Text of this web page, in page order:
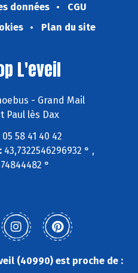
données
CGU
Plan du site
L'eveil
- Grand Mail
Paul lès Dax
05 58 41 40 42
43,7322546296932 ° ,
°
(40990) est proche de :